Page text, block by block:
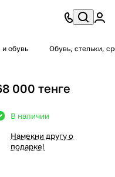
обувь Обувь, стельки,
000 тенге
В наличии
Намекни другу о
подарке!